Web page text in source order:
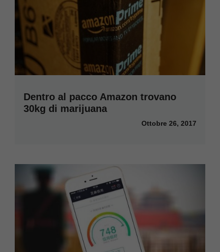
Dentro al pacco Amazon trovano
30kg di marijuana
Ottobre 26, 2017